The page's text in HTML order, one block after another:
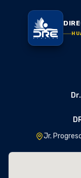
Jr.